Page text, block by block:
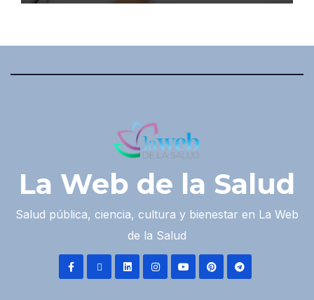
La Web de la Salud
Salud pública, ciencia, cultura y bienestar en La Web
de la Salud